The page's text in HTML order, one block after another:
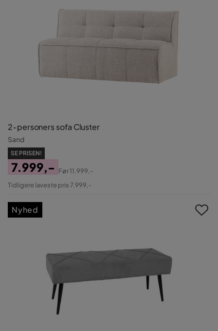
2-personers sofa Cluster
Sand
SE PRISEN!
Pris
7.999,-
Original
Før11.999,-
Tidligere laveste pris 7.999,-
Nyhed